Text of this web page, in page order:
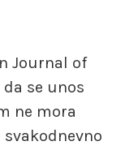
Journal of
se unos
ne mora